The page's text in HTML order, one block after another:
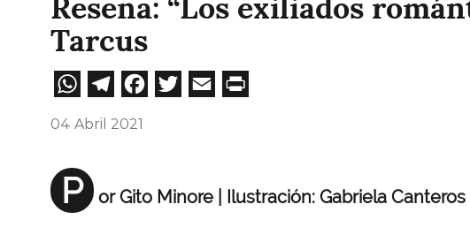
Reseña: “Los exiliados
Tarcus
WhatsApp
Telegram
Facebook
Twitter
Email
04 Abril 2021
P or Gito Minore | Ilustración: Gabriela Canteros